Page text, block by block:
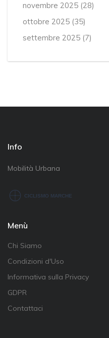
novembre 2025 (28)
ottobre 2025 (35)
settembre 2025 (7)
Info
Mobilità Urbana
Menù
Chi Siamo
Condizioni d'Uso
Informativa sulla Privacy
GDPR
Contattaci